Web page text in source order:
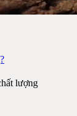
lượng